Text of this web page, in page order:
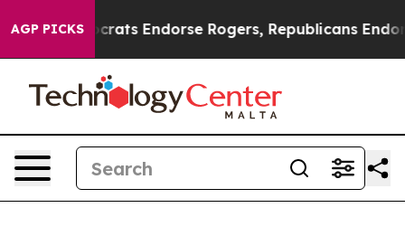
AGP PICKS
Democrats Endorse Rogers, Republicans Endorse